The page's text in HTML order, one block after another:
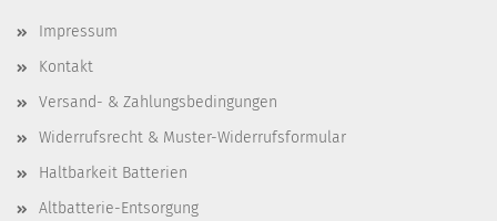
Impressum
Kontakt
Versand- & Zahlungsbedingungen
Widerrufsrecht & Muster-Widerrufsformular
Haltbarkeit Batterien
Altbatterie-Entsorgung